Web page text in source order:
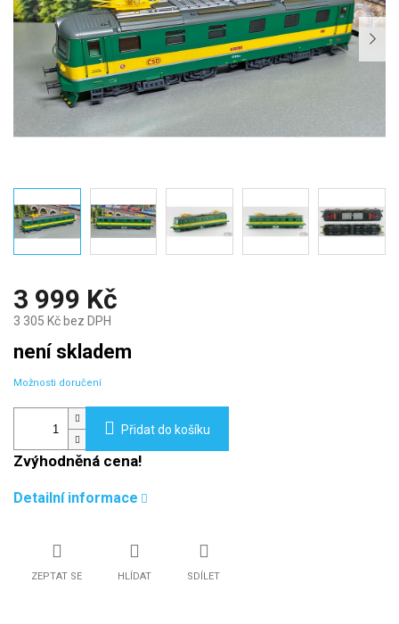
3 999 Kč
3 305 Kč bez DPH
cena:
není skladem
Možnosti doručení
Přidat do košíku
Zvýhodněná cena!
Detailní informace
ZEPTAT SE HLÍDAT SDÍLET